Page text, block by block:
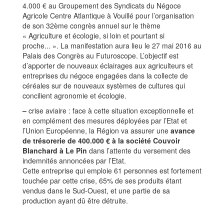
4.000 € au Groupement des Syndicats du Négoce
Agricole Centre Atlantique à Vouillé pour l’organisation
de son 32ème congrès annuel sur le thème
« Agriculture et écologie, si loin et pourtant si
proche... ». La manifestation aura lieu le 27 mai 2016 au
Palais des Congrès au Futuroscope. L’objectif est
d’apporter de nouveaux éclairages aux agriculteurs et
entreprises du négoce engagées dans la collecte de
céréales sur de nouveaux systèmes de cultures qui
concilient agronomie et écologie.
– crise aviaire : face à cette situation exceptionnelle et
en complément des mesures déployées par l’Etat et
l’Union Européenne, la Région va assurer une avance
de trésorerie de 400.000 € à la société Couvoir
Blanchard à Le Pin dans l’attente du versement des
indemnités annoncées par l’Etat.
Cette entreprise qui emploie 61 personnes est fortement
touchée par cette crise, 65% de ses produits étant
vendus dans le Sud-Ouest, et une partie de sa
production ayant dû être détruite.